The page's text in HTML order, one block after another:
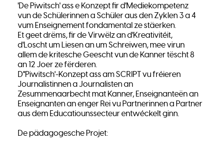
'De Piwitsch' ass e Konzept fir d'Mediekompetenz
vun de Schülerinnen a Schüler aus den Zyklen 3 a 4
vum Enseignement fondamental ze stäerken.
Et geet drëms, fir de Virwëlz an d'Kreativitéit,
d'Loscht um Liesen an um Schreiwen, mee virun
allem de kritesche Geescht vun de Kanner tëscht 8
an 12 Joer ze fërderen.
D''Piwitsch'-Konzept ass am SCRIPT vu fréieren
Journalistinnen a Journalisten an
Zesummenaarbecht mat Kanner, Enseignanteën an
Enseignanten an enger Rei vu Partnerinnen a Partner
aus dem Educatiounssecteur entwéckelt ginn.
De pädagogesche Projet: